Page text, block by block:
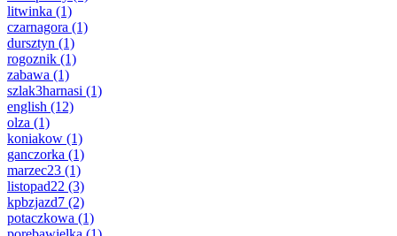
litwinka (1)
czarnagora (1)
dursztyn (1)
rogoznik (1)
zabawa (1)
szlak3harnasi (1)
english (12)
olza (1)
koniakow (1)
ganczorka (1)
marzec23 (1)
listopad22 (3)
kpbzjazd7 (2)
potaczkowa (1)